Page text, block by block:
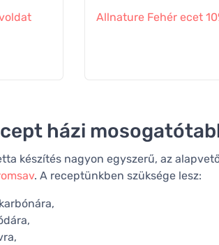
Allnature Fehér ecet
házi
készítés nagyon egyszerű, az
. A receptünkben szüksége lesz: